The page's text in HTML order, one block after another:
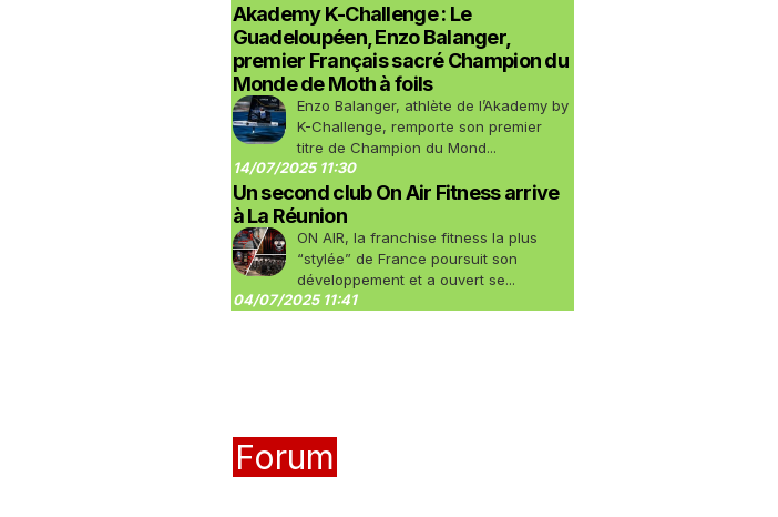
Akademy K-Challenge : Le
Guadeloupéen, Enzo Balanger,
premier Français sacré Champion du
Monde de Moth à foils
Enzo Balanger, athlète de l’Akademy by
K-Challenge, remporte son premier
titre de Champion du Mond...
14/07/2025 11:30
Un second club On Air Fitness arrive
à La Réunion
ON AIR, la franchise fitness la plus
“stylée” de France poursuit son
développement et a ouvert se...
04/07/2025 11:41
Forum